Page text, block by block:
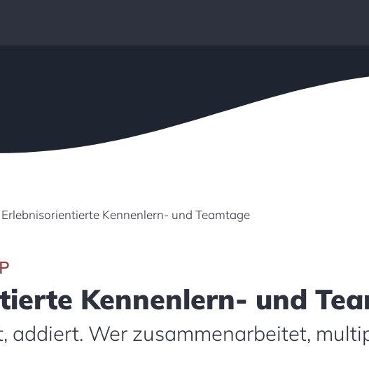
Erlebnisorientierte Kennenlern- und Teamtage
Kennenlern- und
addiert. Wer zusammenarbeitet,